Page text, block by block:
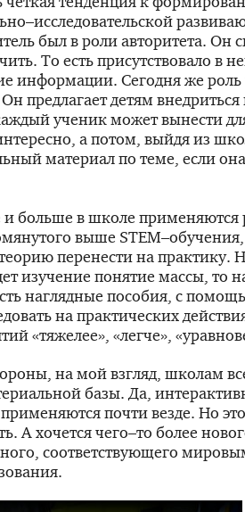
был в роли авторитета. Он
То есть присутствовало в
информации. Сегодня же
предлагает детям
ученик может вынести
а потом, выйдя из
материал по теме, если
и больше в школе применяются
выше
перенести на практику.
изучение понятие массы, то
наглядные пособия, с
на практических
«тяжелее», «легче»,
на мой взгляд, школам
базы. Да,
почти везде. Но
А хочется чего–то более
соответствующего